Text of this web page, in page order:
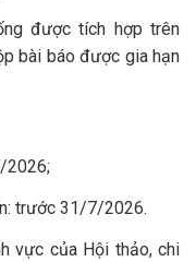
được tích hợp trên
bài báo được gia hạn
2026;
trước 31/7/2026.
vực của Hội thảo, chi